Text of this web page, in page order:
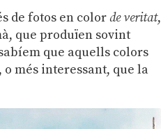
de fotos en colorde veritat,
que produïen sovint
que aquells colors
més interessant, que la